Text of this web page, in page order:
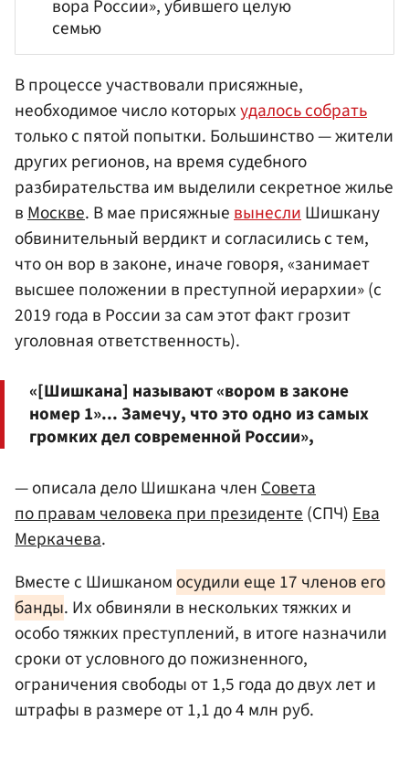
вора России», убившего целую
семью
В процессе участвовали присяжные,
необходимое число которыхудалось собрать
только с пятой попытки. Большинство — жители
других регионов, на время судебного
разбирательства им выделили секретное жилье
вМоскве. В мае присяжныевынеслиШишкану
обвинительный вердикт и согласились с тем,
что он вор в законе, иначе говоря, «занимает
высшее положении в преступной иерархии» (с
2019 года в России за сам этот факт грозит
уголовная ответственность).
«[Шишкана] называют «вором в законе
номер 1»... Замечу, что это одно из самых
громких дел современной России»,
— описала дело Шишкана членСовета
по правам человека при президенте(СПЧ)Ева
Меркачева.
Вместе с Шишканом осудили еще 17 членов его
банды. Их обвиняли в нескольких тяжких и
особо тяжких преступлений, в итоге назначили
сроки от условного до пожизненного,
ограничения свободы от 1,5 года до двух лет и
штрафы в размере от 1,1 до 4 млн руб.